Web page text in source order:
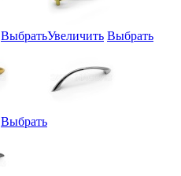
ВыбратьУвеличить Выбрать
Выбрать